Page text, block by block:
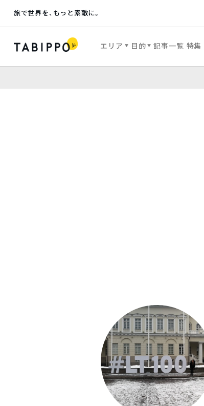
旅で世界を、もっと素敵に。
エリア 目的 記事一覧 特集